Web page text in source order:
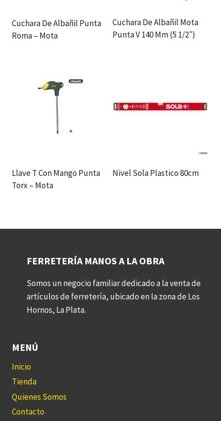
Cuchara De Albañil Punta
Roma – Mota
Cuchara De Albañil Mota
Punta V 140 Mm (5 1/2″)
Llave T Con Mango Punta
Torx – Mota
Nivel Sola Plastico 80cm
FERRETERÍA MANOS A LA OBRA
Somos un negocio familiar dedicado a la venta de
artículos de ferretería, ubicado en la zona de Los
Hornos, La Plata.
MENÚ
Inicio
Tienda
Quienes Somos
Contacto